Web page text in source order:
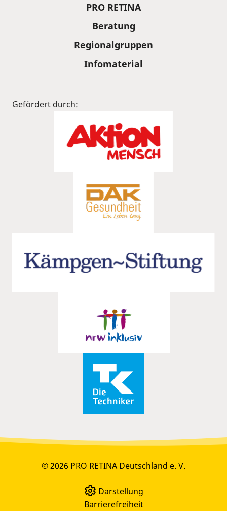
PRO RETINA
Beratung
Regionalgruppen
Infomaterial
Gefördert durch:
© 2026 PRO RETINA Deutschland e. V.
Darstellung
Barrierefreiheit